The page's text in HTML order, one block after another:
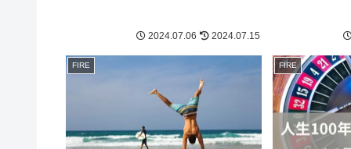
わよ。仕事が辛そうだったしね。。最
2024.07.06 2024.07.15
FIRE FIRE